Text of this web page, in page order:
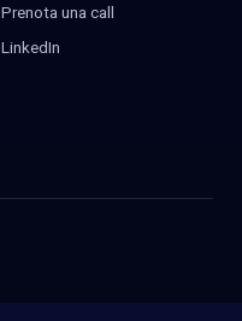
Prenota una call
LinkedIn